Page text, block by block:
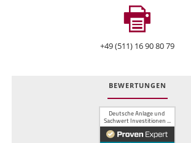
+49 (511) 16 90 80 79
BEWERTUNGEN